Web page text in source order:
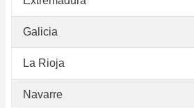
Galicia
La Rioja
Navarre